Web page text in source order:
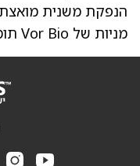
מניות של Vor Bio תומחרה ב-10.00 דולר